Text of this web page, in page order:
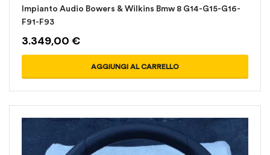
Impianto Audio Bowers & Wilkins Bmw 8 G14-G15-G16-
F91-F93
3.349,00 €
AGGIUNGI AL CARRELLO